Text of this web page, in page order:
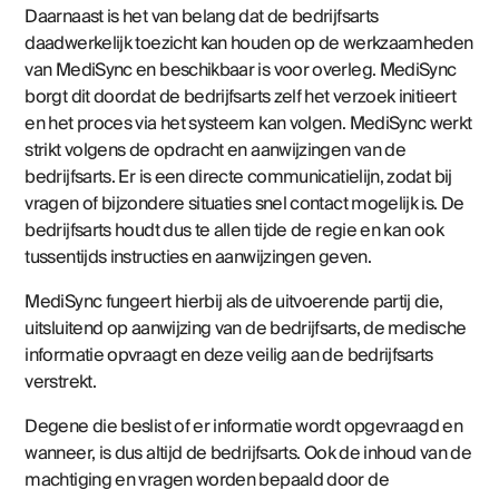
Daarnaast is het van belang dat de bedrijfsarts
daadwerkelijk toezicht kan houden op de werkzaamheden
van MediSync en beschikbaar is voor overleg. MediSync
borgt dit doordat de bedrijfsarts zelf het verzoek initieert
en het proces via het systeem kan volgen. MediSync werkt
strikt volgens de opdracht en aanwijzingen van de
bedrijfsarts. Er is een directe communicatielijn, zodat bij
vragen of bijzondere situaties snel contact mogelijk is. De
bedrijfsarts houdt dus te allen tijde de regie en kan ook
tussentijds instructies en aanwijzingen geven.
MediSync fungeert hierbij als de uitvoerende partij die,
uitsluitend op aanwijzing van de bedrijfsarts, de medische
informatie opvraagt en deze veilig aan de bedrijfsarts
verstrekt.
Degene die beslist of er informatie wordt opgevraagd en
wanneer, is dus altijd de bedrijfsarts. Ook de inhoud van de
machtiging en vragen worden bepaald door de